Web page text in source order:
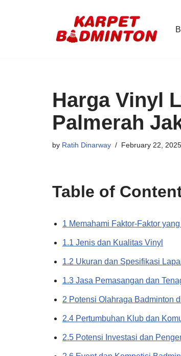
Harga Vinyl
Palmerah
by Ratih Dinarway February 22, 2025
Table of
1 Memahami Faktor-Faktor
1.1 Jenis dan Kualitas Vinyl
1.2 Ukuran dan Spesifikasi
1.3 Jasa Pemasangan dan
2 Potensi Olahraga Badminton
2.4 Pertumbuhan Klub dan
2.5 Potensi Investasi dan